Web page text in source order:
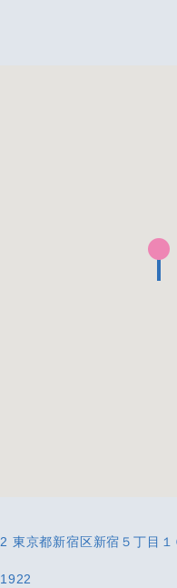
東京都新宿区新宿５丁目１